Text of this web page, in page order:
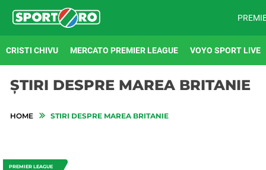
CRISTI CHIVU MERCATO PREMIER LEAGUE VOYO SPORT LIVE
ȘTIRI DESPRE MAREA BRITANIE
HOME STIRI DESPRE MAREA BRITANIE
PREMIER LEAGUE